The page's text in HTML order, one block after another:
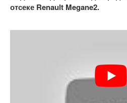
отсеке Renault Megane2.